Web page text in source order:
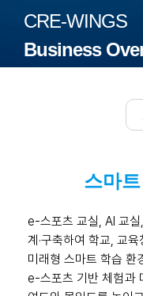
CRE-WINGS
Business
스마
e-스포츠 교실, AI 교
계·구축하여 학교, 교
미래형 스마트 학습 환
e-스포츠 기반 체험과